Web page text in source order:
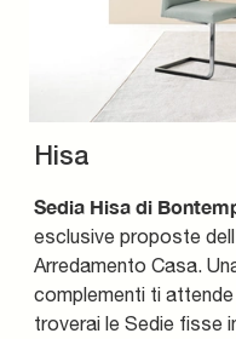
Hisa
Sedia Hisa di
esclusive proposte
Arredamento Casa.
complementi ti
troverai le Sedie fisse